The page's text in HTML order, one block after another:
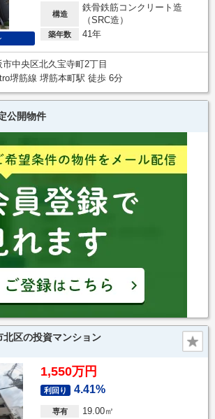
構造
鉄骨鉄筋コンクリート造
（SRC造）
築年数 41年
市中央区北久宝寺町2丁目
堺筋線 堺筋本町駅 徒歩 6分
公開物件
北区の投資マンション
1,550万円
利回り 4.41%
専有 19.00㎡